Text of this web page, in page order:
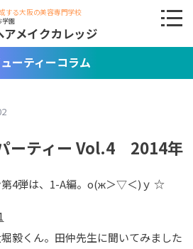
する大阪の美容専門学校
学園
アメイクカレッジ
ーティーコラム
ーティー Vol.4 2014年
第4弾は、1-A編。о(ж＞▽＜)ｙ ☆
毅くん。田仲先生に聞いてみました